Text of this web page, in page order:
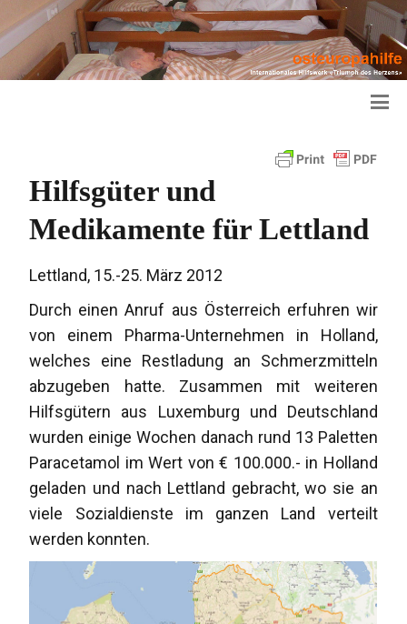
Hilfsgüter und
Medikamente für Lettland
Lettland, 15.-25. März 2012
Durch einen Anruf aus Österreich erfuhren wir
von einem Pharma-Unternehmen in Holland,
welches eine Restladung an Schmerzmitteln
abzugeben hatte. Zusammen mit weiteren
Hilfsgütern aus Luxemburg und Deutschland
wurden einige Wochen danach rund 13 Paletten
Paracetamol im Wert von € 100.000.- in Holland
geladen und nach Lettland gebracht, wo sie an
viele Sozialdienste im ganzen Land verteilt
werden konnten.